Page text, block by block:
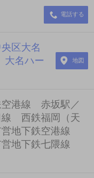
電話する
区大名
名ハー
地図
空港線 赤坂駅／
線 西鉄福岡（天
営地下鉄空港線
営地下鉄七隈線